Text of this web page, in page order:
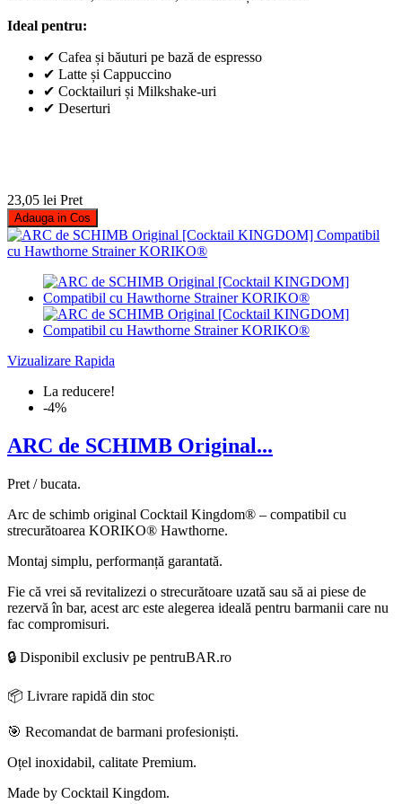
Ideal pentru:
✔ Cafea și băuturi pe bază de espresso
✔ Latte și Cappuccino
✔ Cocktailuri și Milkshake-uri
✔ Deserturi
23,05 lei Pret
Adauga in Cos
Vizualizare Rapida
La reducere!
-4%
ARC de SCHIMB Original...
Pret / bucata.
Arc de schimb original Cocktail Kingdom® – compatibil cu
strecurătoarea KORIKO® Hawthorne.
Montaj simplu, performanță garantată.
Fie că vrei să revitalizezi o strecurătoare uzată sau să ai piese de
rezervă în bar, acest arc este alegerea ideală pentru barmanii care nu
fac compromisuri.
🔒 Disponibil exclusiv pe pentruBAR.ro
📦 Livrare rapidă din stoc
🎯 Recomandat de barmani profesioniști.
Oțel inoxidabil, calitate Premium.
Made by Cocktail Kingdom.